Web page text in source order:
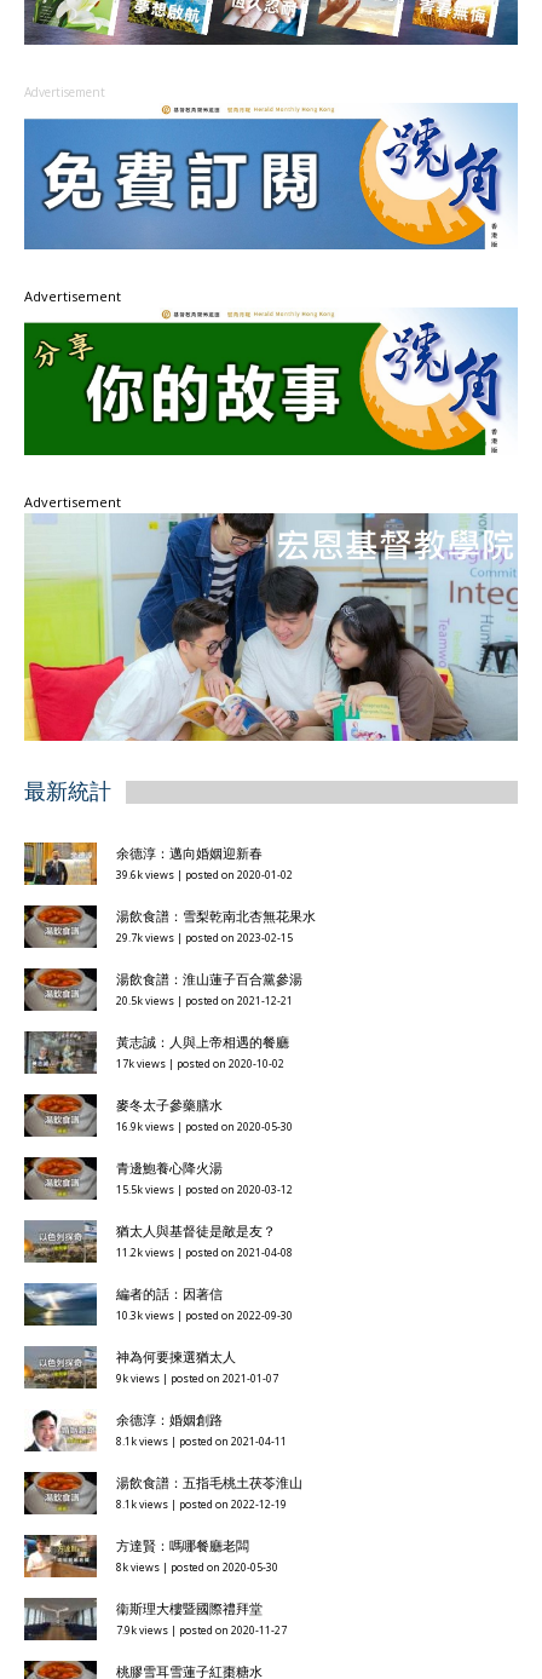
Advertisement
Advertisement
Advertisement
最新統計
余德淳：邁向婚姻迎新春
39.6k views | posted on 2020-01-02
湯飲食譜：雪梨乾南北杏無花果水
29.7k views | posted on 2023-02-15
湯飲食譜：淮山蓮子百合黨參湯
20.5k views | posted on 2021-12-21
黃志誠：人與上帝相遇的餐廳
17k views | posted on 2020-10-02
麥冬太子參藥膳水
16.9k views | posted on 2020-05-30
青邊鮑養心降火湯
15.5k views | posted on 2020-03-12
猶太人與基督徒是敵是友？
11.2k views | posted on 2021-04-08
編者的話：因著信
10.3k views | posted on 2022-09-30
神為何要揀選猶太人
9k views | posted on 2021-01-07
余德淳：婚姻創路
8.1k views | posted on 2021-04-11
湯飲食譜：五指毛桃土茯苓淮山
8.1k views | posted on 2022-12-19
方達賢：嗎哪餐廳老闆
8k views | posted on 2020-05-30
衞斯理大樓暨國際禮拜堂
7.9k views | posted on 2020-11-27
桃膠雪耳雪蓮子紅棗糖水